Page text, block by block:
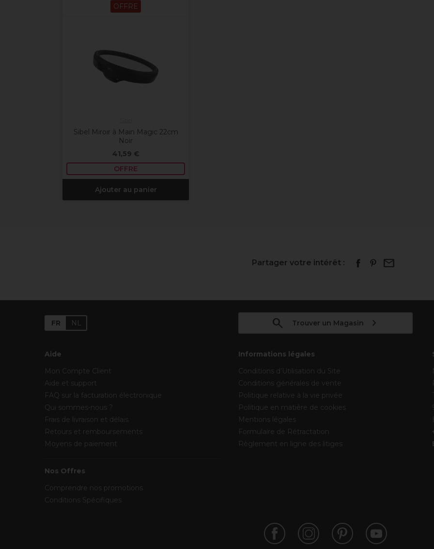
OFFRE
Sibel Miroir à Main Magic 22cm
Noir
41,59 €
OFFRE
Ajouter au panier
Partager votre intérêt :
FR NL Trouver un Magasin
Aide
Mon Compte Client
Aide et support
FAQ sur la facturation électronique
Qui sommes-nous ?
Frais de livraison et délais
Retours et remboursements
Moyens de paiement
Nos Offres
Comprendre nos promotions
Conditions Spécifiques
Informations légales
Conditions d’Utilisation du Site
Conditions générales de vente
Politique relative à la vie privée
Politique en matière de cookies
Mentions légales
Formulaire de Rétractation
Règlement en ligne des litiges